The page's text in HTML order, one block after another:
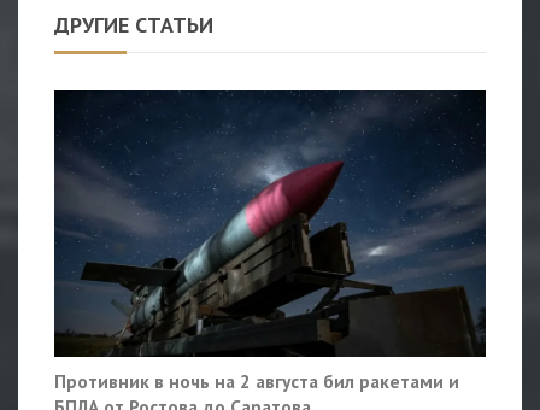
ДРУГИЕ СТАТЬИ
Противник в ночь на 2 августа бил ракетами и